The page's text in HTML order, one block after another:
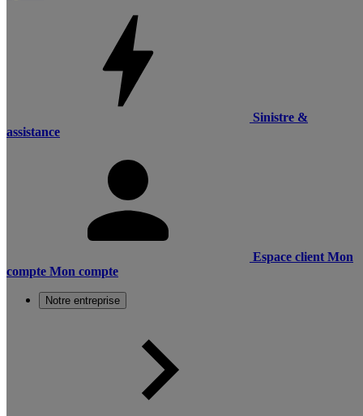
Sinistre &
assistance
Espace client Mon
compte Mon compte
Notre entreprise